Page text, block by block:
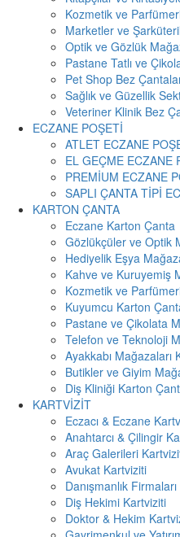
Kozmetik ve
Marketler ve
Optik ve Gözlük
Pastane Tatlı ve
Pet Shop Bez
Sağlık ve Güzellik
Veteriner Klinik Bez
ECZANE POŞETİ
ATLET ECZANE
EL GEÇME ECZANE
PREMİUM ECZANE
SAPLI ÇANTA TİPİ
KARTON ÇANTA
Eczane Karton Çanta
Gözlükçüler ve Optik
Hediyelik Eşya
Kahve ve Kuruyemiş
Kozmetik ve
Kuyumcu Karton
Pastane ve Çikolata
Telefon ve Teknoloji
Ayakkabı Mağazaları
Butikler ve Giyim
Diş Kliniği Karton
KARTVİZİT
Eczacı & Eczane
Anahtarcı & Çilingir
Araç Galerileri
Avukat Kartviziti
Danışmanlık
Diş Hekimi Kartviziti
Doktor & Hekim